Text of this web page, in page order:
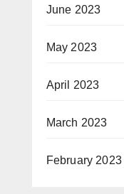
June 2023
May 2023
April 2023
March 2023
February 2023